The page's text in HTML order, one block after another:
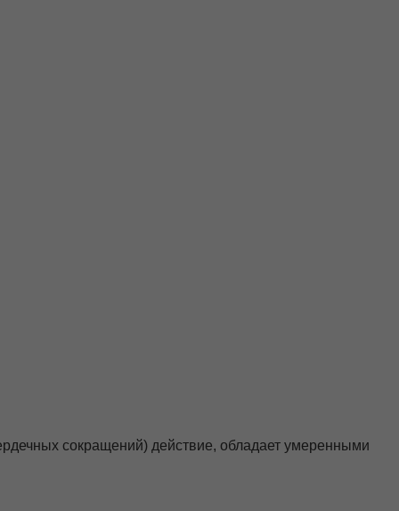
сокращений) действие, обладает умеренными